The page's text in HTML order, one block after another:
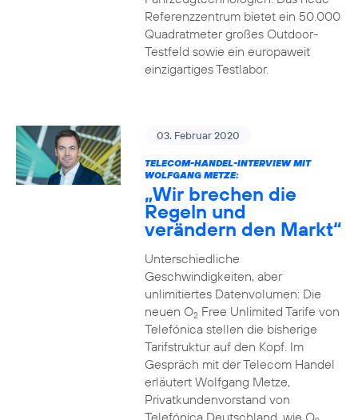
Referenzzentrum bietet ein 50.000
Quadratmeter großes Outdoor-
Testfeld sowie ein europaweit
einzigartiges Testlabor.
03. Februar 2020
TELECOM-HANDEL-INTERVIEW MIT
WOLFGANG METZE:
„Wir brechen die
Regeln und
verändern den Markt“
Unterschiedliche
Geschwindigkeiten, aber
unlimitiertes Datenvolumen: Die
neuen O2Free Unlimited Tarife von
Telefónica stellen die bisherige
Tarifstruktur auf den Kopf. Im
Gespräch mit der Telecom Handel
erläutert Wolfgang Metze,
Privatkundenvorstand von
Telefónica Deutschland, wie O